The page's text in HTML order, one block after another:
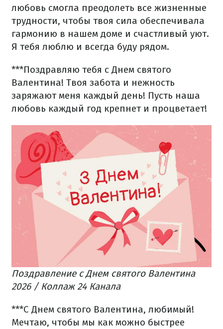
любовь смогла преодолеть все жизненные
трудности, чтобы твоя сила обеспечивала
гармонию в нашем доме и счастливый уют.
Я тебя люблю и всегда буду рядом.
***Поздравляю тебя с Днем святого
Валентина! Твоя забота и нежность
заряжают меня каждый день! Пусть наша
любовь каждый год крепнет и процветает!
Поздравление с Днем святого Валентина
2026 / Коллаж 24 Канала
***С Днем святого Валентина, любимый!
Мечтаю, чтобы мы как можно быстрее